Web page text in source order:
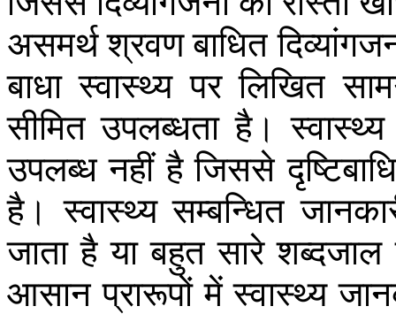
असमर्थ श्रवण बाधित
बाधा स्वास्थ्य पर लिखित
सीमित उपलब्धता है। स्वास्थ्य
उपलब्ध नहीं है जिससे
है। स्वास्थ्य सम्बन्धित
जाता है या बहुत सारे शब्दजाल
आसान प्रारूपों में स्वास्थ्य